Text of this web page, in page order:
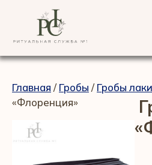
Главная /Гробы /Гробы
«Флоренция»